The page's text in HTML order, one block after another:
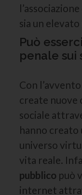
sia un
Può
penale sui
Con
create nuove
sociale
hanno
universo
vita reale.
pubblico può
internet